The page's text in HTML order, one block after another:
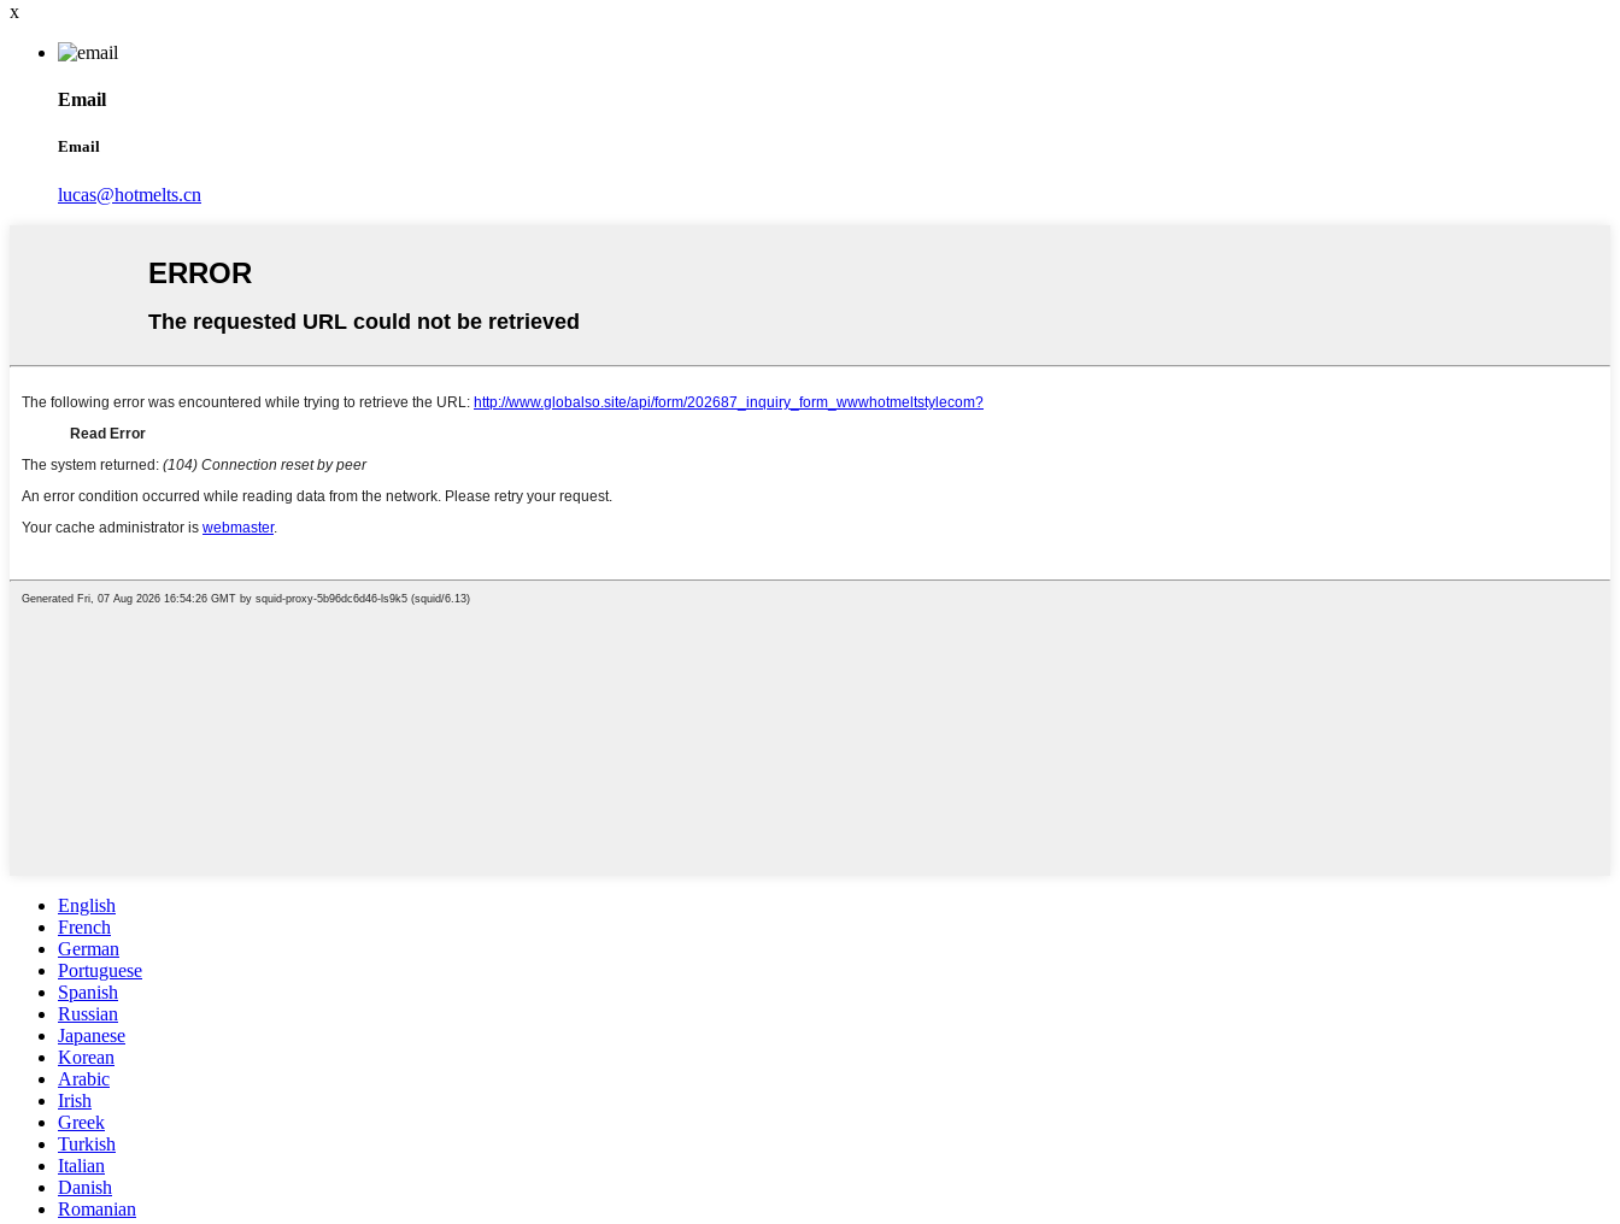
x
Email
Email
lucas@hotmelts.cn
English
French
German
Portuguese
Spanish
Russian
Japanese
Korean
Arabic
Irish
Greek
Turkish
Italian
Danish
Romanian